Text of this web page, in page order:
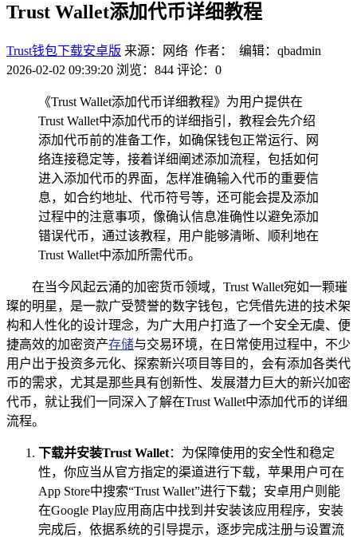
Trust Wallet添加代币详细教程
Trust钱包下载安卓版 来源：网络 作者： 编辑：qbadmin
2026-02-02 09:39:20 浏览：844 评论：0
《Trust Wallet添加代币详细教程》为用户提供在
Trust Wallet中添加代币的详细指引，教程会先介绍
添加代币前的准备工作，如确保钱包正常运行、网
络连接稳定等，接着详细阐述添加流程，包括如何
进入添加代币的界面，怎样准确输入代币的重要信
息，如合约地址、代币符号等，还可能会提及添加
过程中的注意事项，像确认信息准确性以避免添加
错误代币，通过该教程，用户能够清晰、顺利地在
Trust Wallet中添加所需代币。
在当今风起云涌的加密货币领域，Trust Wallet宛如一颗璀
璨的明星，是一款广受赞誉的数字钱包，它凭借先进的技术架
构和人性化的设计理念，为广大用户打造了一个安全无虞、便
捷高效的加密资产存储与交易环境，在日常使用过程中，不少
用户出于投资多元化、探索新兴项目等目的，会有添加各类代
币的需求，尤其是那些具有创新性、发展潜力巨大的新兴加密
代币，就让我们一同深入了解在Trust Wallet中添加代币的详细
流程。
下载并安装Trust Wallet：为保障使用的安全性和稳定
性，你应当从官方指定的渠道进行下载，苹果用户可在
App Store中搜索“Trust Wallet”进行下载；安卓用户则能
在Google Play应用商店中找到并安装该应用程序，安装
完成后，依据系统的引导提示，逐步完成注册与设置流